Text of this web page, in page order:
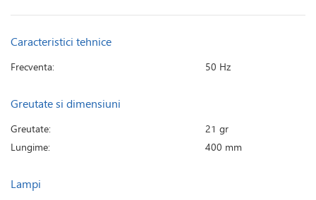
Caracteristici tehnice
Frecventa: 50 Hz
Greutate si dimensiuni
Greutate:
21 gr
Lungime:
400 mm
Lampi